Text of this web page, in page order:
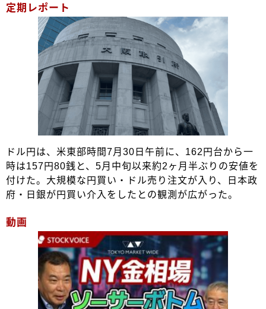
定期レポート
ドル円は、米東部時間7月30日午前に、162円台から一
時は157円80銭と、5月中旬以来約2ヶ月半ぶりの安値を
付けた。大規模な円買い・ドル売り注文が入り、日本政
府・日銀が円買い介入をしたとの観測が広がった。
動画